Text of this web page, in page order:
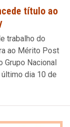
título ao
trabalho do
ao Mérito Post
Grupo Nacional
dia 10 de